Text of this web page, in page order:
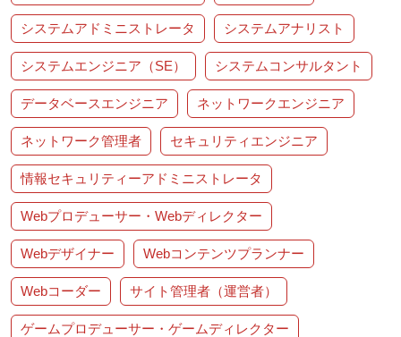
システムアドミニストレータ システムアナリスト
システムエンジニア（SE） システムコンサルタント
データベースエンジニア ネットワークエンジニア
ネットワーク管理者 セキュリティエンジニア
情報セキュリティーアドミニストレータ
Webプロデューサー・Webディレクター
Webデザイナー Webコンテンツプランナー
Webコーダー サイト管理者（運営者）
ゲームプロデューサー・ゲームディレクター